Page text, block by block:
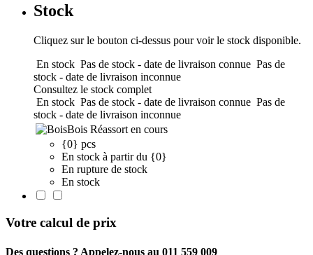
Stock
Cliquez sur le bouton ci-dessus pour voir le stock disponible.
En stock Pas de stock - date de livraison connue Pas de
stock - date de livraison inconnue
Consultez le stock complet
En stock Pas de stock - date de livraison connue Pas de
stock - date de livraison inconnue
Bois Réassort en cours
{0} pcs
En stock à partir du {0}
En rupture de stock
En stock
Votre calcul de prix
Des questions ? Appelez-nous au 011 559 009